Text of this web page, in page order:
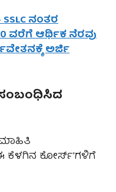
SSLC ನಂತರ
ವರೆಗೆ ಆರ್ಥಿಕ ನೆರವು
ಅರ್ಜಿ
ಮಾಹಿತಿ
ಕೆಳಗಿನ ಕೋರ್ಸ್’ಗಳಿಗೆ